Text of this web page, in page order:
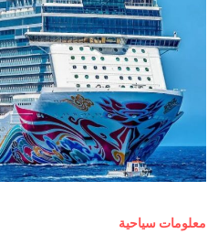
معلومات سياحية